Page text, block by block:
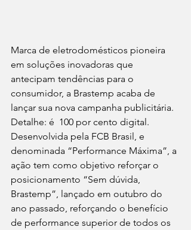
Marca de eletrodomésticos pioneira
em soluções inovadoras que
antecipam tendências para o
consumidor, a Brastemp acaba de
lançar sua nova campanha publicitária.
Detalhe: é  100 por cento digital.
Desenvolvida pela FCB Brasil, e
denominada “Performance Máxima”, a
ação tem como objetivo reforçar o
posicionamento “Sem dúvida,
Brastemp”, lançado em outubro do
ano passado, reforçando o benefício
de performance superior de todos os